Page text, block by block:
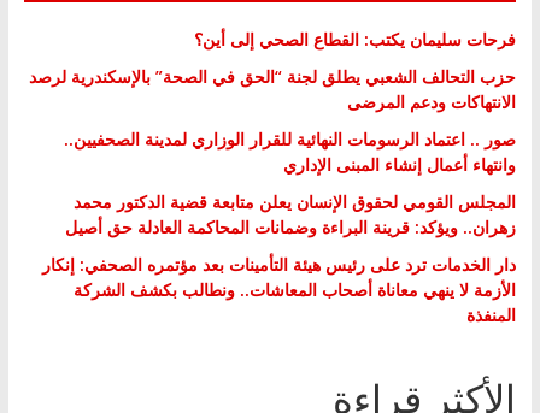
فرحات سليمان يكتب: القطاع الصحي إلى أين؟
حزب التحالف الشعبي يطلق لجنة “الحق في الصحة” بالإسكندرية لرصد
الانتهاكات ودعم المرضى
صور .. اعتماد الرسومات النهائية للقرار الوزاري لمدينة الصحفيين..
وانتهاء أعمال إنشاء المبنى الإداري
المجلس القومي لحقوق الإنسان يعلن متابعة قضية الدكتور محمد
زهران.. ويؤكد: قرينة البراءة وضمانات المحاكمة العادلة حق أصيل
دار الخدمات ترد على رئيس هيئة التأمينات بعد مؤتمره الصحفي: إنكار
الأزمة لا ينهي معاناة أصحاب المعاشات.. ونطالب بكشف الشركة
المنفذة
الأكثر قراءة